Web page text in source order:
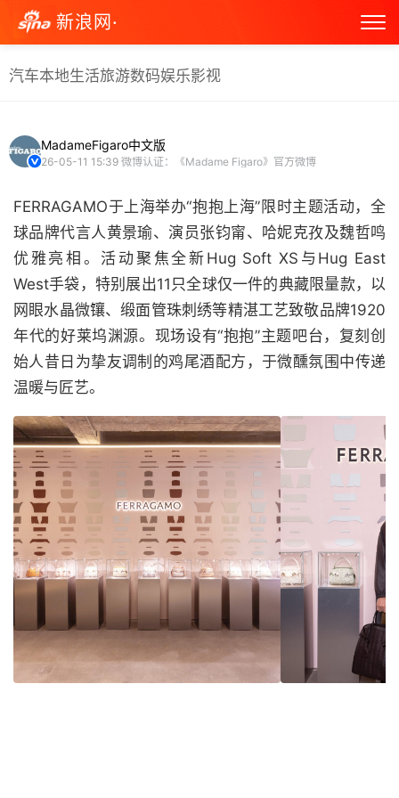
新浪网·
汽车本地生活旅游数码娱乐影视
MadameFigaro中文版
26-05-11 15:39 微博认证：《Madame Figaro》官方微博
FERRAGAMO于上海举办“抱抱上海”限时主题活动，全
球品牌代言人黄景瑜、演员张钧甯、哈妮克孜及魏哲鸣
优雅亮相。活动聚焦全新Hug Soft XS与Hug East
West手袋，特别展出11只全球仅一件的典藏限量款，以
网眼水晶微镶、缎面管珠刺绣等精湛工艺致敬品牌1920
年代的好莱坞渊源。现场设有“抱抱”主题吧台，复刻创
始人昔日为挚友调制的鸡尾酒配方，于微醺氛围中传递
温暖与匠艺。